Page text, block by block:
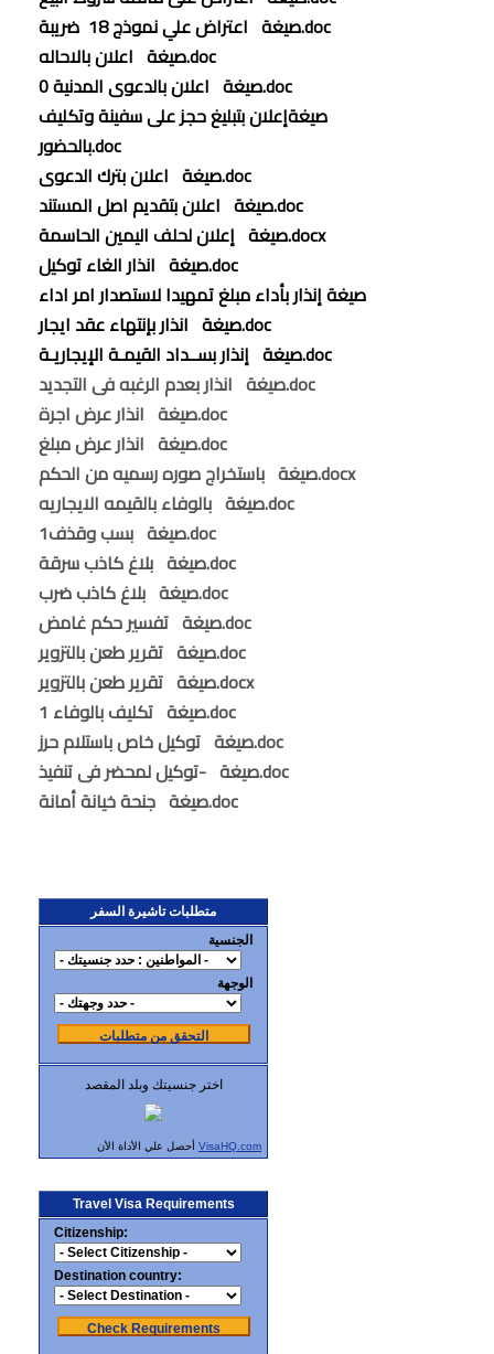
صيغة اعتراض علي نموذج 18 ضريبة.doc
صيغة اعلان بالاحاله.doc
صيغة اعلان بالدعوى المدنية 0.doc
صيغةإعلان بتبليغ حجز على سفينة وتكليف
بالحضور.doc
صيغة اعلان بترك الدعوى.doc
صيغة اعلان بتقديم اصل المستند.doc
صيغة إعلان لحلف اليمين الحاسمة.docx
صيغة انذار الغاء توكيل.doc
صيغة إنذار بأداء مبلغ تمهيدا لاستصدار امر اداء
صيغة انذار بإنتهاء عقد ايجار.doc
صيغة إنذار بســداد القيمـة الإيجاريـة.doc
صيغة انذار بعدم الرغبه فى التجديد.doc
صيغة انذار عرض اجرة.doc
صيغة انذار عرض مبلغ.doc
صيغة باستخراج صوره رسميه من الحكم.docx
صيغة بالوفاء بالقيمه الايجاريه.doc
صيغة بسب وقذف1.doc
صيغة بلاغ كاذب سرقة.doc
صيغة بلاغ كاذب ضرب.doc
صيغة تفسير حكم غامض.doc
صيغة تقرير طعن بالتزوير.doc
صيغة تقرير طعن بالتزوير.docx
صيغة تكليف بالوفاء 1.doc
صيغة توكيل خاص باستلام حرز.doc
صيغة -توكيل لمحضر فى تنفيذ.doc
صيغة جنحة خيانة أمانة.doc
متطلبات تاشيرة السفر
الجنسية
الوجهة
التحقق من متطلبات
اختر جنسيتك وبلد المقصد
أحصل علي الأداة الأن VisaHQ.com
Travel Visa Requirements
Citizenship:
Destination country:
Check Requirements